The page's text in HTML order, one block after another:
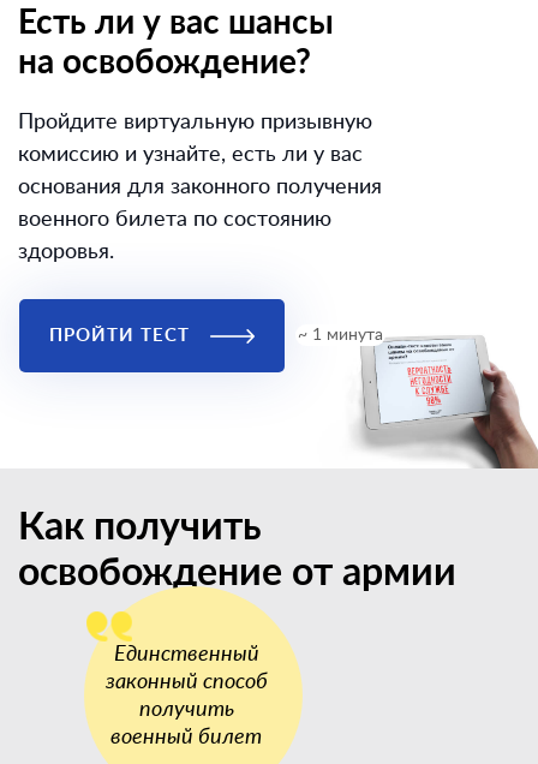
Есть ли у вас шансы
на освобождение?
Пройдите виртуальную призывную
комиссию и узнайте, есть ли у вас
основания для законного получения
военного билета по состоянию
здоровья.
ПРОЙТИ ТЕСТ ~ 1 минута
Как получить
освобождение от армии